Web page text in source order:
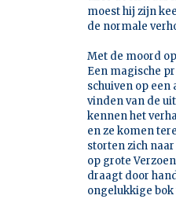
moest hij zijn
de normale
Met de moord
Een magische
schuiven op
vinden van de
kennen het
en ze komen
storten zich
op grote
draagt door
ongelukkige